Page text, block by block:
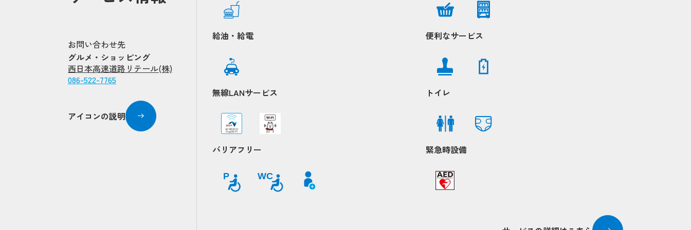
お問い合わせ先
グルメ・ショッピング
西日本高速道路リテール(株)
086-522-7765
アイコンの説明
給油・給電 便利なサービス
無線LANサービス トイレ
バリアフリー
P WC
緊急時設備
Popup
Popup